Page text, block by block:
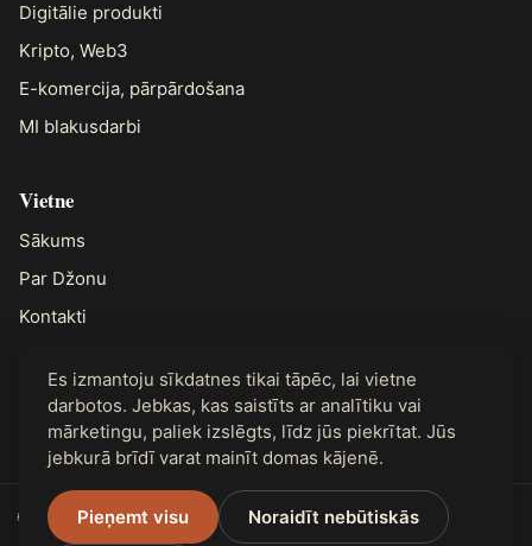
Digitālie produkti
Kripto, Web3
E-komercija, pārpārdošana
MI blakusdarbi
Vietne
Sākums
Par Džonu
Kontakti
Juridiskā informācija
Privātums
🌐 Pieejams 31 valodā
Es izmantoju sīkdatnes tikai tāpēc, lai vietne
darbotos. Jebkas, kas saistīts ar analītiku vai
mārketingu, paliek izslēgts, līdz jūs piekrītat. Jūs
jebkurā brīdī varat mainīt domas kājenē.
Pieņemt visu Noraidīt nebūtiskās